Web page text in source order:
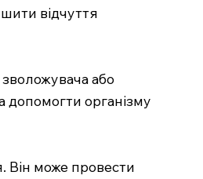
відчуття
або
допомогти організму
Він може провести